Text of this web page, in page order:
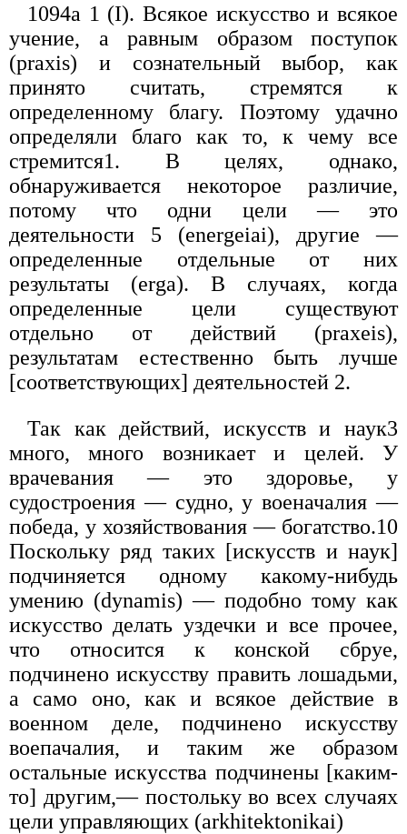
1094а 1 (I). Всякое искусство и всякое
учение, а равным образом поступок
(praxis) и сознательный выбор, как
принято считать, стремятся к
определенному благу. Поэтому удачно
определяли благо как то, к чему все
стремится1. В целях, однако,
обнаруживается некоторое различие,
потому что одни цели — это
деятельности 5 (energeiai), другие —
определенные отдельные от них
результаты (erga). В случаях, когда
определенные цели существуют
отдельно от действий (praxeis),
результатам естественно быть лучше
[соответствующих] деятельностей 2.
Так как действий, искусств и наук3
много, много возникает и целей. У
врачевания — это здоровье, у
судостроения — судно, у военачалия —
победа, у хозяйствования — богатство.10
Поскольку ряд таких [искусств и наук]
подчиняется одному какому-нибудь
умению (dynamis) — подобно тому как
искусство делать уздечки и все прочее,
что относится к конской сбруе,
подчинено искусству править лошадьми,
а само оно, как и всякое действие в
военном деле, подчинено искусству
воепачалия, и таким же образом
остальные искусства подчинены [каким-
то] другим,— постольку во всех случаях
цели управляющих (arkhitektonikai)